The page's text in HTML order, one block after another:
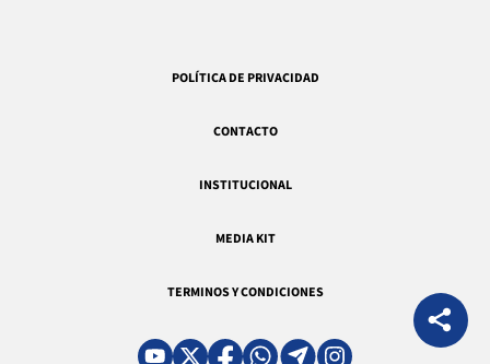
POLÍTICA DE PRIVACIDAD
CONTACTO
INSTITUCIONAL
MEDIA KIT
TERMINOS Y CONDICIONES